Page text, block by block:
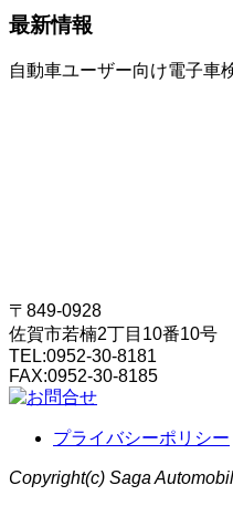
最新情報
自動車ユーザー向け電子車
〒849-0928
佐賀市若楠2丁目10番10号
TEL:0952-30-8181
FAX:0952-30-8185
プライバシーポリシー
Copyright(c) Saga